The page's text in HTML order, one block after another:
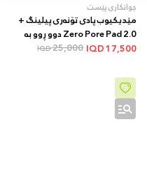
جوانکاری پێست
مێدیکیوب پادی تۆنەری پیلینگ +
Zero Pore Pad 2.0 دوو ڕوو بە
AHA/BHA + 70 دانە
17,500
25,000
IQD